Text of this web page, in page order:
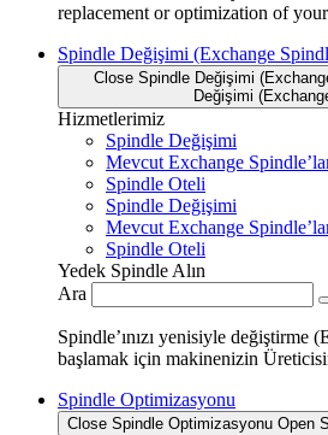
replacement or optimization of
Spindle Değişimi (Exchange
Close Spindle Değişimi
Değişimi
Hizmetlerimiz
Spindle Değişimi
Mevcut Exchange
Spindle Oteli
Spindle Değişimi
Mevcut Exchange
Spindle Oteli
Yedek Spindle Alın
Ara
Spindle’ınızı yenisiyle değiştirme
başlamak için makinenizin
Spindle Optimizasyonu
Close Spindle Optimizasyonu Open